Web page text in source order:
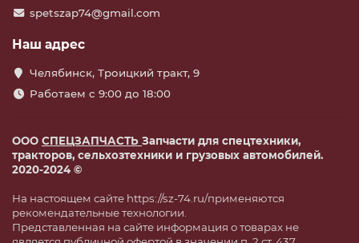
spetszap74@gmail.com
Наш адрес
Челябинск, Троицкий тракт, 9
Работаем с 9:00 до 18:00
ООО СПЕЦЗАПЧАСТЬ Запчасти для спецтехники,
тракторов, сельхозтехники и грузовых автомобилей.
2020-2024 ©
На настоящем сайте https://sz-74.ru/применяются
рекомендательные технологии.
Представленная на сайте информация о товарах не